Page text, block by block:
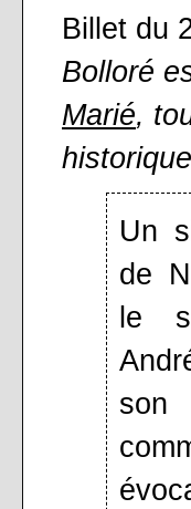
Billet du
Bolloré
Marié,
Un
de
le